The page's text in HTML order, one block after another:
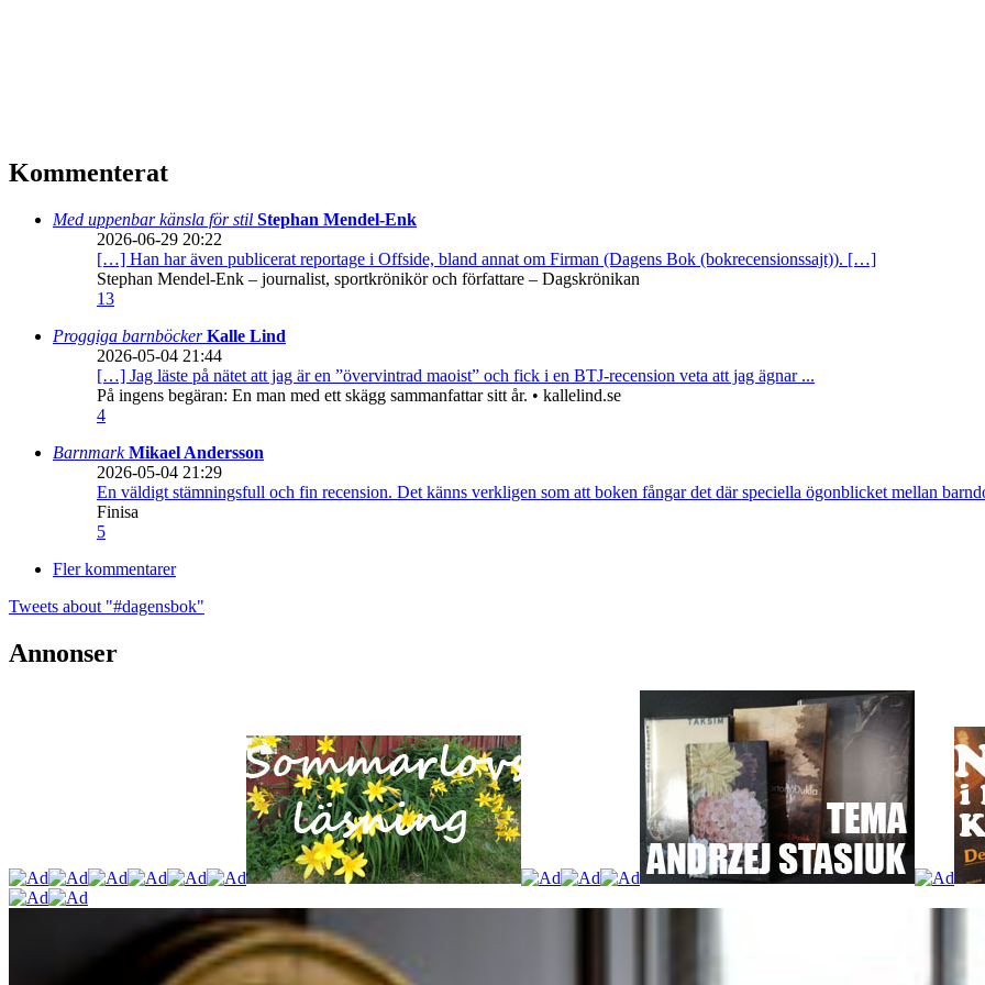
Kommenterat
Med uppenbar känsla för stil Stephan Mendel-Enk
2026-06-29 20:22
[…] Han har även publicerat reportage i Offside, bland annat om Firman (Dagens Bok (bokrecensionssajt)). […]
Stephan Mendel-Enk – journalist, sportkrönikör och författare – Dagskrönikan
13
Proggiga barnböckerKalle Lind
2026-05-04 21:44
[…] Jag läste på nätet att jag är en ”övervintrad maoist” och fick i en BTJ-recension veta att jag ägnar ...
På ingens begäran: En man med ett skägg sammanfattar sitt år. • kallelind.se
4
BarnmarkMikael Andersson
2026-05-04 21:29
En väldigt stämningsfull och fin recension. Det känns verkligen som att boken fångar det där speciella ögonblicket mellan
Finisa
5
Fler kommentarer
Tweets about "#dagensbok"
Annonser